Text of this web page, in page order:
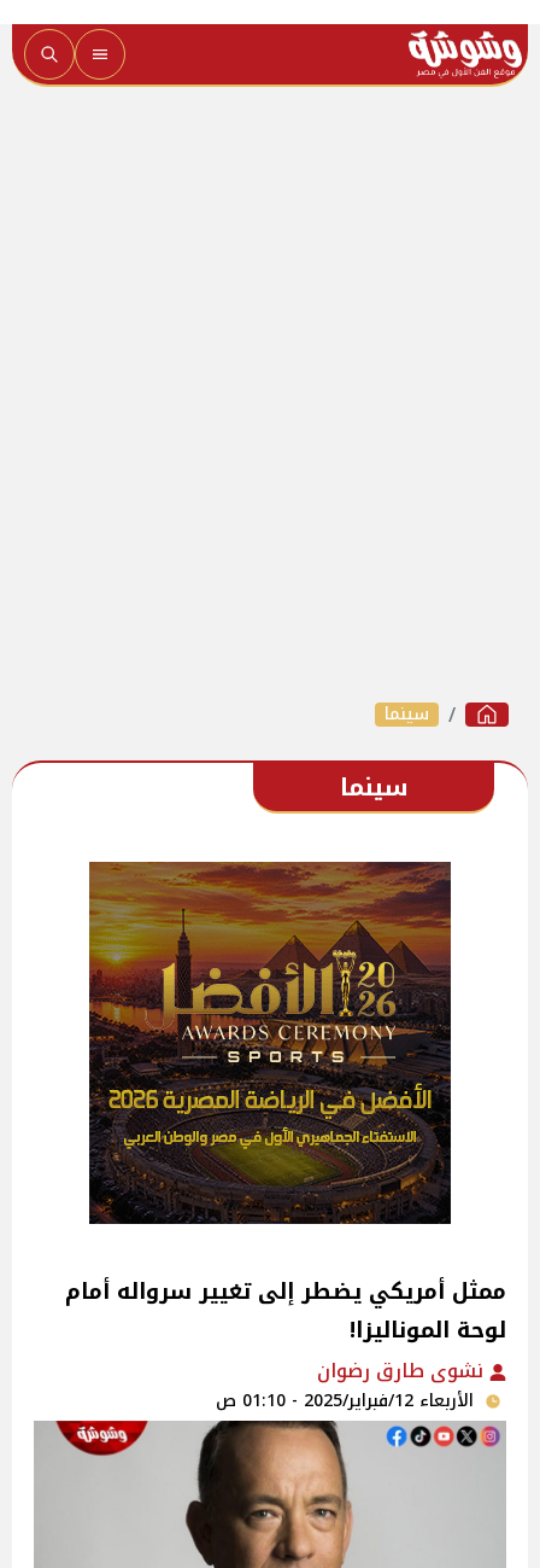
سينما
سينما
ممثل أمريكي يضطر إلى تغيير سرواله أمام
لوحة الموناليزا!
نشوى طارق رضوان
الأربعاء 12/فبراير/2025 - 01:10 ص